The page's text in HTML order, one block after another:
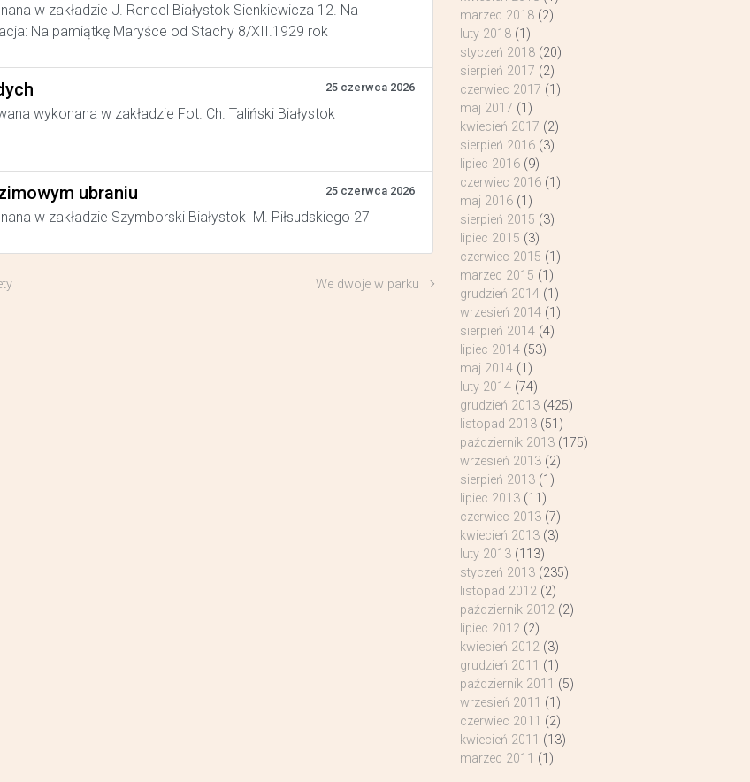
w zakładzie J. Rendel Białystok Sienkiewicza 12. Na
Na pamiątkę Maryśce od Stachy 8/XII.1929 rok
25 czerwca 2026
wykonana w zakładzie Fot. Ch. Taliński Białystok
ubraniu 25 czerwca 2026
w zakładzie Szymborski Białystok M. Piłsudskiego 27
We dwoje w parku
marzec 2018(2)
luty 2018(1)
styczeń 2018(20)
sierpień 2017 (2)
czerwiec 2017 (1)
maj 2017 (1)
kwiecień 2017 (2)
sierpień 2016(3)
lipiec 2016(9)
czerwiec 2016(1)
maj 2016(1)
sierpień 2015 (3)
lipiec 2015 (3)
czerwiec 2015 (1)
marzec 2015 (1)
grudzień 2014(1)
wrzesień 2014(1)
sierpień 2014(4)
lipiec 2014(53)
maj 2014(1)
luty 2014(74)
grudzień 2013(425)
listopad 2013(51)
październik 2013(175)
wrzesień 2013(2)
sierpień 2013(1)
lipiec 2013(11)
czerwiec 2013(7)
kwiecień 2013(3)
luty 2013(113)
styczeń 2013(235)
listopad 2012(2)
październik 2012(2)
lipiec 2012(2)
kwiecień 2012(3)
grudzień 2011 (1)
październik 2011 (5)
wrzesień 2011 (1)
czerwiec 2011 (2)
kwiecień 2011 (13)
marzec 2011 (1)